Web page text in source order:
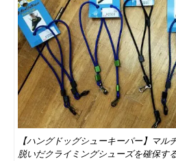
【ハングドッグシューキーパー】マル
脱いだクライミングシューズを確保す